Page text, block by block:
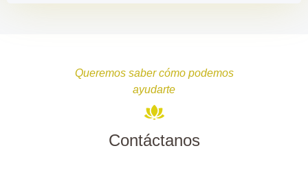
Queremos saber cómo podemos
ayudarte
Contáctanos